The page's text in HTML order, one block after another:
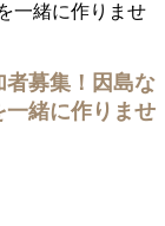
一緒に作りませ
者募集！因島な
一緒に作りませ